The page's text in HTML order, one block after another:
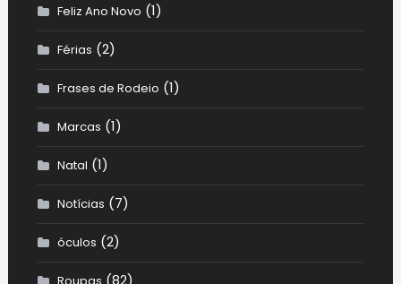
Feliz Ano Novo (1)
Férias (2)
Frases de Rodeio (1)
Marcas (1)
Natal (1)
Notícias (7)
óculos (2)
(82)